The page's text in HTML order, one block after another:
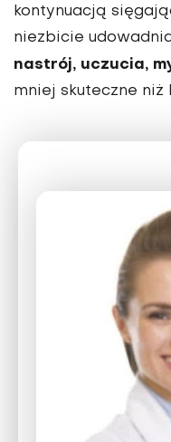
kontynuacją
niezbicie
nastrój, uczucia,
mniej skuteczne niż